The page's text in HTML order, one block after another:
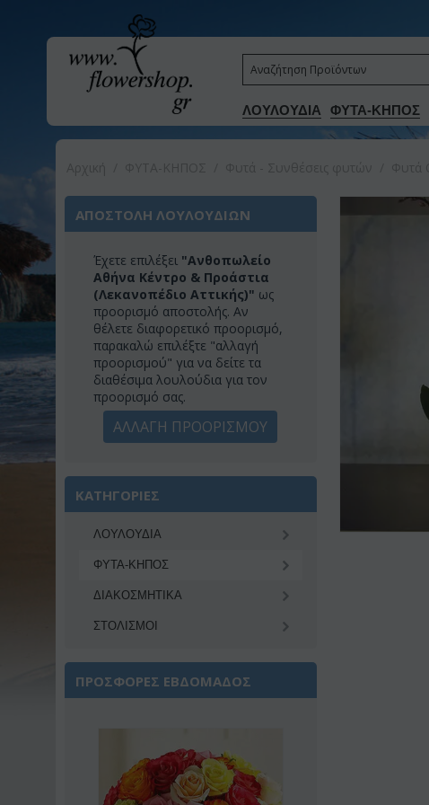
ΛΟΥΛΟΥΔΙΑ ΦΥΤΑ-ΚΗΠΟΣ
ΑΠΟΣΤΟΛΗ ΛΟΥΛΟΥΔΙΩΝ
Έχετε επιλέξει "Ανθοπωλείο
Αθήνα Κέντρο & Προάστια
(Λεκανοπέδιο Αττικής)" ως
προορισμό αποστολής. Αν
θέλετε διαφορετικό προορισμό,
παρακαλώ επιλέξτε "αλλαγή
προορισμού" για να δείτε τα
διαθέσιμα λουλούδια για τον
προορισμό σας.
ΑΛΛΑΓΗ ΠΡΟΟΡΙΣΜΟΥ
ΚΑΤΗΓΟΡΙΕΣ
ΛΟΥΛΟΥΔΙΑ
ΦΥΤΑ-ΚΗΠΟΣ
ΔΙΑΚΟΣΜΗΤΙΚA
ΣΤΟΛΙΣΜΟΙ
ΠΡΟΣΦΟΡΕΣ ΕΒΔΟΜΑΔΟΣ